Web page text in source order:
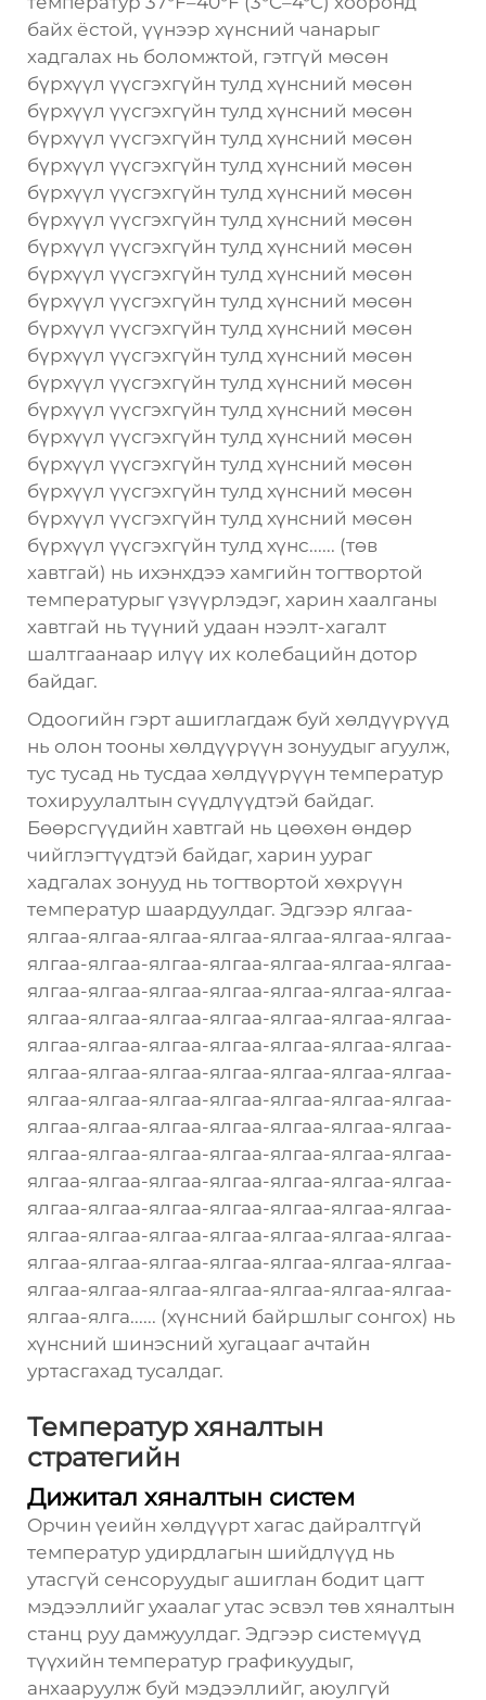
байх ёстой, үүнээр хүнсний чанарыг
хадгалах нь боломжтой, гэтгүй мөсөн
бүрхүүл үүсгэхгүйн тулд хүнсний мөсөн
бүрхүүл үүсгэхгүйн тулд хүнсний мөсөн
бүрхүүл үүсгэхгүйн тулд хүнсний мөсөн
бүрхүүл үүсгэхгүйн тулд хүнсний мөсөн
бүрхүүл үүсгэхгүйн тулд хүнсний мөсөн
бүрхүүл үүсгэхгүйн тулд хүнсний мөсөн
бүрхүүл үүсгэхгүйн тулд хүнсний мөсөн
бүрхүүл үүсгэхгүйн тулд хүнсний мөсөн
бүрхүүл үүсгэхгүйн тулд хүнсний мөсөн
бүрхүүл үүсгэхгүйн тулд хүнсний мөсөн
бүрхүүл үүсгэхгүйн тулд хүнсний мөсөн
бүрхүүл үүсгэхгүйн тулд хүнсний мөсөн
бүрхүүл үүсгэхгүйн тулд хүнсний мөсөн
бүрхүүл үүсгэхгүйн тулд хүнсний мөсөн
бүрхүүл үүсгэхгүйн тулд хүнсний мөсөн
бүрхүүл үүсгэхгүйн тулд хүнсний мөсөн
бүрхүүл үүсгэхгүйн тулд хүнсний мөсөн
бүрхүүл үүсгэхгүйн тулд хүнс...... (төв
хавтгай) нь ихэнхдээ хамгийн тогтвортой
температурыг үзүүрлэдэг, харин хаалганы
хавтгай нь түүний удаан нээлт-хагалт
шалтгаанаар илүү их колебацийн дотор
байдаг.
Одоогийн гэрт ашиглагдаж буй хөлдүүрүүд
нь олон тооны хөлдүүрүүн зонуудыг агуулж,
тус тусад нь тусдаа хөлдүүрүүн температур
тохируулалтын сүүдлүүдтэй байдаг.
Бөөрсгүүдийн хавтгай нь цөөхөн өндөр
чийглэгтүүдтэй байдаг, харин уураг
хадгалах зонууд нь тогтвортой хөхрүүн
температур шаардуулдаг. Эдгээр ялгаа-
ялгаа-ялгаа-ялгаа-ялгаа-ялгаа-ялгаа-ялгаа-
ялгаа-ялгаа-ялгаа-ялгаа-ялгаа-ялгаа-ялгаа-
ялгаа-ялгаа-ялгаа-ялгаа-ялгаа-ялгаа-ялгаа-
ялгаа-ялгаа-ялгаа-ялгаа-ялгаа-ялгаа-ялгаа-
ялгаа-ялгаа-ялгаа-ялгаа-ялгаа-ялгаа-ялгаа-
ялгаа-ялгаа-ялгаа-ялгаа-ялгаа-ялгаа-ялгаа-
ялгаа-ялгаа-ялгаа-ялгаа-ялгаа-ялгаа-ялгаа-
ялгаа-ялгаа-ялгаа-ялгаа-ялгаа-ялгаа-ялгаа-
ялгаа-ялгаа-ялгаа-ялгаа-ялгаа-ялгаа-ялгаа-
ялгаа-ялгаа-ялгаа-ялгаа-ялгаа-ялгаа-ялгаа-
ялгаа-ялгаа-ялгаа-ялгаа-ялгаа-ялгаа-ялгаа-
ялгаа-ялгаа-ялгаа-ялгаа-ялгаа-ялгаа-ялгаа-
ялгаа-ялгаа-ялгаа-ялгаа-ялгаа-ялгаа-ялгаа-
ялгаа-ялгаа-ялгаа-ялгаа-ялгаа-ялгаа-ялгаа-
ялгаа-ялга...... (хүнсний байршлыг сонгох) нь
хүнсний шинэсний хугацааг ачтайн
уртасгахад тусалдаг.
Температур хяналтын
стратегийн
Дижитал хяналтын систем
Орчин үеийн хөлдүүрт хагас дайралтгүй
температур удирдлагын шийдлүүд нь
утасгүй сенсоруудыг ашиглан бодит цагт
мэдээллийг ухаалаг утас эсвэл төв хяналтын
станц руу дамжуулдаг. Эдгээр системүүд
түүхийн температур графикуудыг,
анхааруулж буй мэдээллийг, аюулгүй